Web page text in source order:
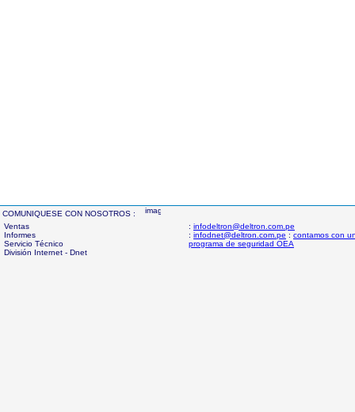
COMUNIQUESE CON NOSOTROS :
Ventas
Informes
Servicio Técnico
División Internet - Dnet
: infodeltron@deltron.com.pe
: infodnet@deltron.com.pe : contamos con
programa de seguridad OEA